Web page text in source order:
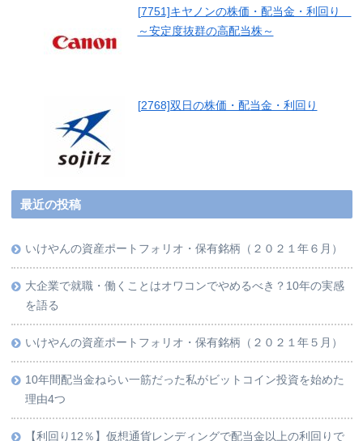
[7751]キヤノンの株価・配当金・利回り
～安定度抜群の高配当株～
[2768]双日の株価・配当金・利回り
最近の投稿
いけやんの資産ポートフォリオ・保有銘柄（２０２１年６月）
大企業で就職・働くことはオワコンでやめるべき？10年の実感
を語る
いけやんの資産ポートフォリオ・保有銘柄（２０２１年５月）
10年間配当金ねらい一筋だった私がビットコイン投資を始めた
理由4つ
【利回り12％】仮想通貨レンディングで配当金以上の利回りで